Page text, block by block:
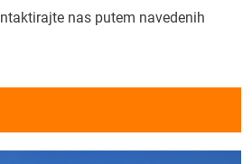
nas putem navedenih